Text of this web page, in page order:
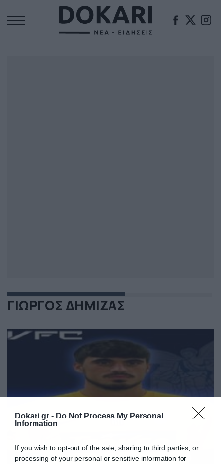
Dokari.gr - Do Not Process My Personal
Information
If you wish to opt-out of the sale, sharing to third parties, or
processing of your personal or sensitive information for
ΓΙΩΡΓΟΣ ΔΗΜΙΖΑΣ